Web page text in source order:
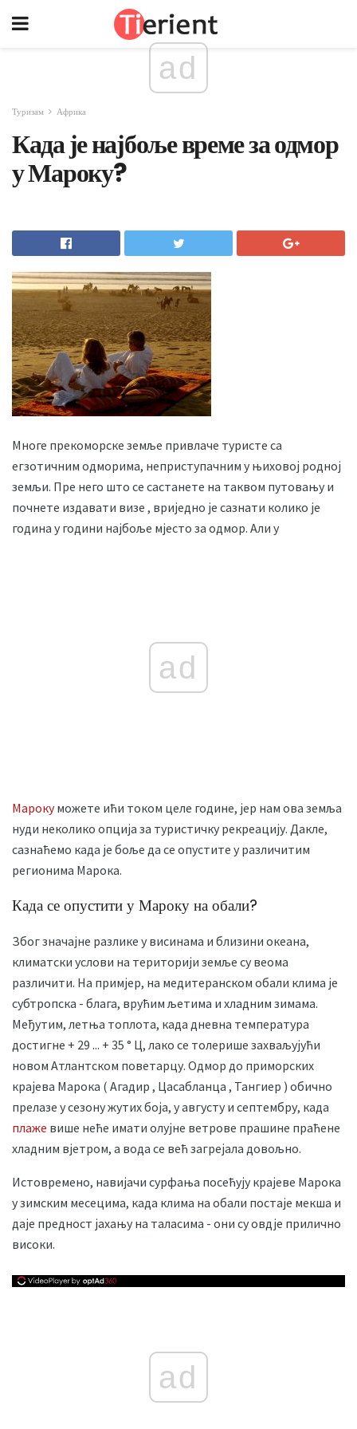
ad
Туризам Африка
Када је најбоље време за одмор
у Мароку?
Многе прекоморске земље привлаче туристе са
егзотичним одморима, неприступачним у њиховој родној
земљи. Пре него што се састанете на таквом путовању и
почнете издавати визе , вриједно је сазнати колико је
година у години најбоље мјесто за одмор. Али у
ad
Марокуможете ићи током целе године, јер нам ова земља
нуди неколико опција за туристичку рекреацију. Дакле,
сазнаћемо када је боље да се опустите у различитим
регионима Марока.
Када се опустити у Мароку на обали?
Због значајне разлике у висинама и близини океана,
климатски услови на територији земље су веома
различити. На примјер, на медитеранском обали клима је
субтропска - блага, врућим љетима и хладним зимама.
Међутим, летња топлота, када дневна температура
достигне + 29 ... + 35 ° Ц, лако се толерише захваљујући
новом Атлантском поветарцу. Одмор до приморских
крајева Марока ( Агадир , Цасабланца , Тангиер ) обично
прелазе у сезону жутих боја, у августу и септембру, када
плаже више неће имати олујне ветрове прашине праћене
хладним вјетром, а вода се већ загрејала довољно.
Истовремено, навијачи сурфања посећују крајеве Марока
у зимским месецима, када клима на обали постаје мекша и
даје предност јахању на таласима - они су овдје прилично
високи.
ad